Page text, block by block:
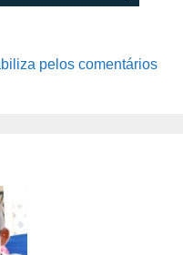
pelos comentários